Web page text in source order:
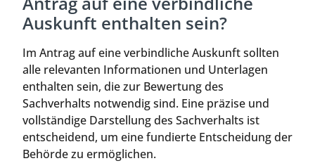
Auskunft enthalten sein?
Im Antrag auf eine verbindliche Auskunft sollten
alle relevanten Informationen und Unterlagen
enthalten sein, die zur Bewertung des
Sachverhalts notwendig sind. Eine präzise und
vollständige Darstellung des Sachverhalts ist
entscheidend, um eine fundierte Entscheidung der
Behörde zu ermöglichen.